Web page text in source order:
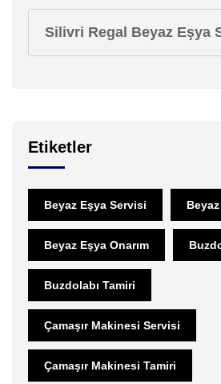
Silivri Regal Beyaz Eşya
Etiketler
Beyaz Eşya Servisi
Beyaz Eşya Onarım
Buzdolabı Tamiri
Çamaşır Makinesi Servisi
Çamaşır Makinesi Tamiri